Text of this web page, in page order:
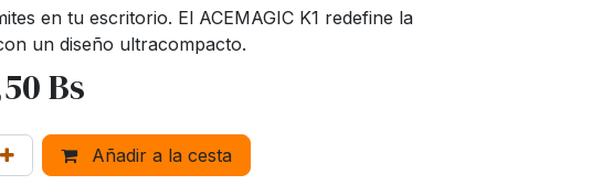
en tu escritorio. El ACEMAGIC K1 redefine la
un diseño ultracompacto.
Bs
Añadir a la cesta